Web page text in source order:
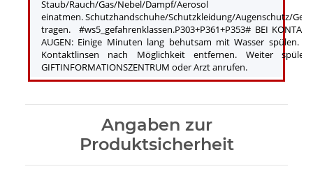
Staub/Rauch/Gas/Nebel/Dampf/
einatmen. Schutzhandschuhe/Schutzkleidung/Augenschutz/
tragen. #ws5_gefahrenklassen.P303+P361+P353# BEI
AUGEN: Einige Minuten lang behutsam mit Wasser spülen.
Kontaktlinsen nach Möglichkeit entfernen. Weiter
GIFTINFORMATIONSZENTRUM oder Arzt anrufen.
Angaben zur
Produktsicherheit